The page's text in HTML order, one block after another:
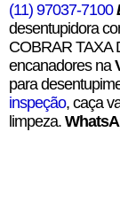
(11) 97037-7100
desentupidora
COBRAR TAXA
encanadores na
para
inspeção, caça
limpeza.